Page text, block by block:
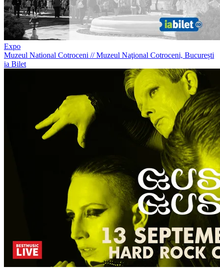
Expo
Muzeul National Cotroceni //Muzeul Naţional Cotroceni, București
ia Bilet